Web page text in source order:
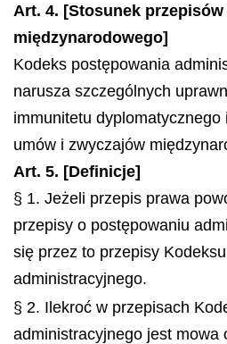
Art. 4. [Stosunek
międzynarodowego]
Kodeks postępowania
narusza szczególnych
immunitetu dyplomatycznego
umów i zwyczajów
Art. 5. [Definicje]
§ 1. Jeżeli przepis prawa
przepisy o postępowaniu
się przez to przepisy
administracyjnego.
§ 2. Ilekroć w przepisach
administracyjnego jest mowa